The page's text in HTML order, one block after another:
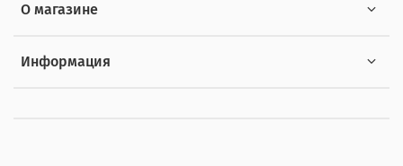
О магазине
Информация